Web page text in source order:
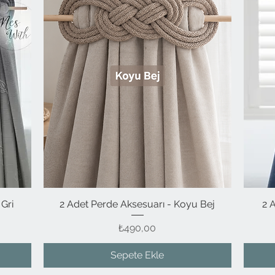
Hızlı Bakış
2 Adet Perde Aksesuarı - Koyu Bej
Fiyat
₺490,00
Sepete Ekle
2